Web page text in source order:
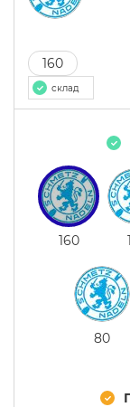
160
склад
160
80